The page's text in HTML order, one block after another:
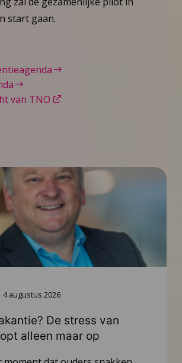
start gaan.
van TNO
4 augustus 2026
De stress van
alleen maar op